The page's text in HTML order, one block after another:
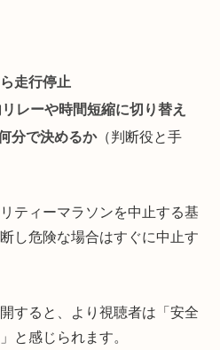
走行停止
レーや時間短縮に切り替え
分で決めるか（判断役と手
ティーマラソンを中止する基
し危険な場合はすぐに中止す
すると、より視聴者は「安全
と感じられます。